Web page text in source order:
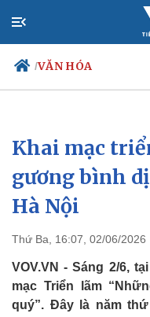
/VĂN HÓA
Chính trị
Đảng
Tổ chức nhân sự
Quốc hội
Nhận diện sự thật
Khai mạc
gương bình
Hà Nội
Thứ Ba, 16:07, 02/06/2026
VOV.VN - Sáng 2/6,
mạc Triển lãm
quý”. Đây là năm